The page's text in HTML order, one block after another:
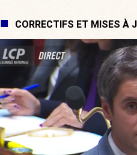
CORRECTIFS ET MISES À